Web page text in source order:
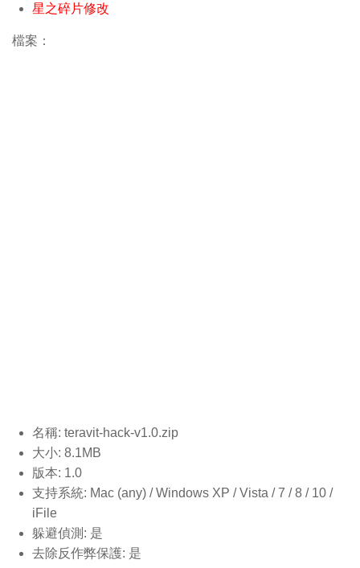
星之碎片修改
檔案：
名稱: teravit-hack-v1.0.zip
大小: 8.1MB
版本: 1.0
支持系統: Mac (any) / Windows XP / Vista / 7 / 8 / 10 /
iFile
躲避偵測: 是
去除反作弊保護: 是